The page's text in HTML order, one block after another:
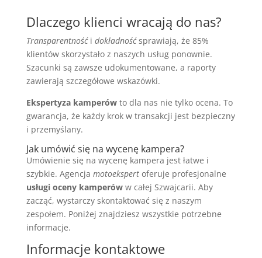
Dlaczego klienci wracają do nas?
Transparentnośći dokładnośćsprawiają, że 85%
klientów skorzystało z naszych usług ponownie.
Szacunki są zawsze udokumentowane, a raporty
zawierają szczegółowe wskazówki.
Ekspertyza kamperówto dla nas nie tylko ocena. To
gwarancja, że każdy krok w transakcji jest bezpieczny
i przemyślany.
Jak umówić się na wycenę kampera?
Umówienie się na wycenę kampera jest łatwe i
szybkie. Agencja motoekspertoferuje profesjonalne
usługi oceny kamperóww całej Szwajcarii. Aby
zacząć, wystarczy skontaktować się z naszym
zespołem. Poniżej znajdziesz wszystkie potrzebne
informacje.
Informacje kontaktowe